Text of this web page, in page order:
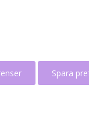
Spara